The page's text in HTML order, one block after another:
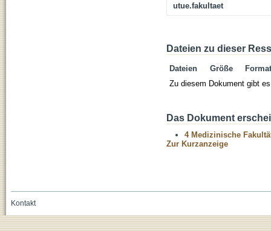
utue.fakultaet
Dateien zu dieser
Dateien Größe
Format
Zu diesem Dokument gibt
Das Dokument
4 Medizinische
Zur Kurzanzeige
Kontakt